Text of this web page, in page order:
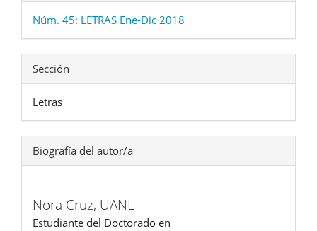
Núm. 45: LETRAS Ene-Dic 2018
Sección
Letras
Biografía del autor/a
Nora Cruz, UANL
Estudiante del Doctorado en